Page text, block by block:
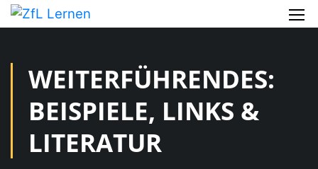
WEITERFÜHRENDES:
BEISPIELE, LINKS &
LITERATUR